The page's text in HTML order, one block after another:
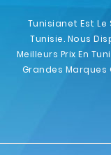
Tunisianet Est Le
Tunisie. Nous
Meilleurs Prix En
Grandes Marques